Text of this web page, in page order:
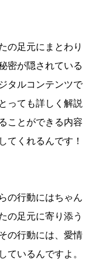
の足元にまとわり
密が隠されている
タルコンテンツで
っても詳しく解説
ことができる内容
てくれるんです！
の行動にはちゃん
の足元に寄り添う
の行動には、愛情
ているんですよ。